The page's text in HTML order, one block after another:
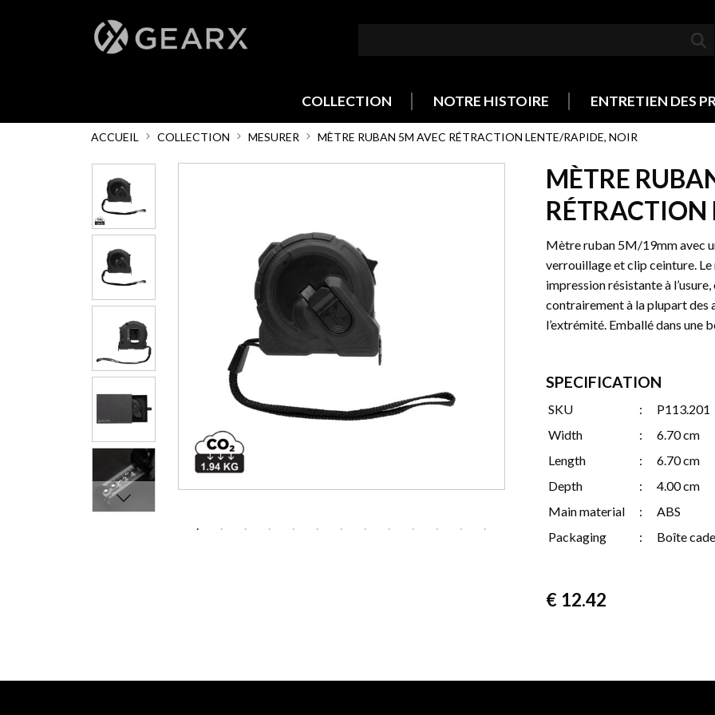
COLLECTION NOTRE HISTOIRE ENTRETIEN DES
ACCUEIL COLLECTION MESURER MÈTRE RUBAN 5M AVEC RÉTRACTION LENTE/RAPIDE, NOIR
MÈTRE
Mètre ruban 5M/19mm avec
verrouillage et clip ceinture.
impression résistante à
contrairement à la plupart des
l’extrémité. Emballé dans une
SPECIFICATION
SKU :
P113.201
Width
:
6.70 cm
Length
:
6.70 cm
Depth
:
4.00 cm
Main material
:
ABS
Packaging
: Boîte
€ 12.42